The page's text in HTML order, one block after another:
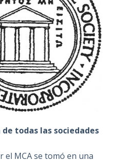
todas las sociedades
el MCA se tomó en una